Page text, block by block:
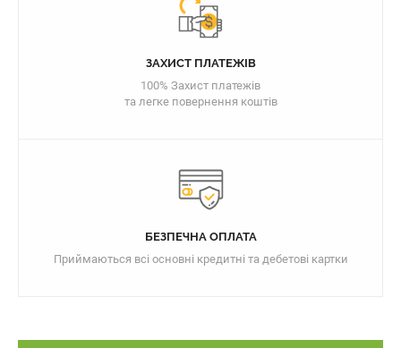
ЗАХИСТ ПЛАТЕЖІВ
100% Захист платежів
та легке повернення коштів
БЕЗПЕЧНА ОПЛАТА
Приймаються всі основні кредитні та дебетові картки